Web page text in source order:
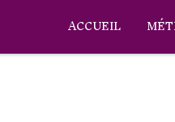
ACCUEIL